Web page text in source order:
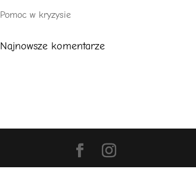
Pomoc w kryzysie
Najnowsze komentarze